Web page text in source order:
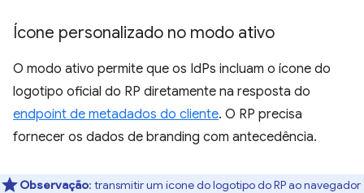
Ícone personalizado no modo ativo
O modo ativo permite que os IdPs incluam o ícone do
logotipo oficial do RP diretamente na resposta do
endpoint de metadados do cliente. O RP precisa
fornecer os dados de branding com antecedência.
Observação: transmitir um ícone do logotipo do RP ao navegador